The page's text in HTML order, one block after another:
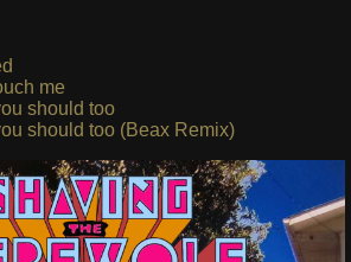
me
should too
should too (Beax Remix)